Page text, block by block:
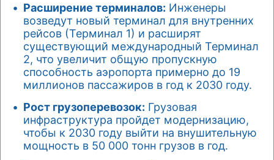
Расширение терминалов: Инженеры
возведут новый терминал для внутренних
рейсов (Терминал 1) и расширят
существующий международный Терминал
2, что увеличит общую пропускную
способность аэропорта примерно до 19
миллионов пассажиров в год к 2030 году.
Рост грузоперевозок: Грузовая
инфраструктура пройдет модернизацию,
чтобы к 2030 году выйти на внушительную
мощность в 50 000 тонн грузов в год.